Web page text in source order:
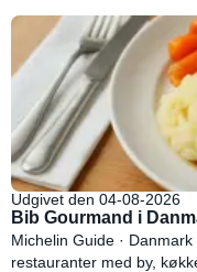
Udgivet den 04-08-2026
Bib Gourmand i
Michelin Guide ·
restauranter med by,